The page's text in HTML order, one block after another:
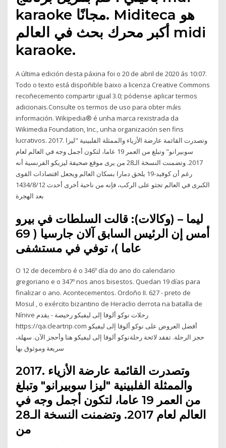
karaoke مجانًا. Miditeca هو
أكبر محرك بحث في العالم midi
karaoke.
A última edición desta páxina foi o 20 de abril de 2020 ás 10:07.
Todo o texto está dispoñible baixo a licenza Creative Commons
recoñecemento compartir igual 3.0; pódense aplicar termos
adicionais.Consulte os termos de uso para obter máis
información. Wikipedia® é unha marca rexistrada da
Wikimedia Foundation, Inc., unha organización sen fins
lucrativos. 2017. وتصدرت القائمة عارضة الأزياء والممثلة الفلبينية "ليزا
سوبيرانو" وتبلغ من العمر 19 عاما، لتكون أجمل وجه في العالم لعام
2017. وتضمنت النسخة الـ28 من يرى موقع صحيفة ليزيكو الفرنسية أنه
رغم أن كوفيد-19 يلحق دمارا بسكان العالم ويجعل اقتصادات القوى
الكبرى في العالم تجثو على الركب، فإنه من ناحية أخرى أحدث 12‏‏/8‏‏/1434
بعد الهجرة
ليما – (وكالات): قالت السلطات في بيرو
أمس إن الرئيس السابق آلان جارسيا ( 69
عاما )، توفي في مستشفى
O 12 de decembro é o 346º día do ano do calendario
gregoriano e o 347º nos anos bisestos. Quedan 19 días para
finalizar o ano. Acontecementos. Ordoño II. 627 - preto de
Mosul , o exército bizantino de Heraclio derrota na batalla de
Nínive رحلات نوكو ألوفا إلى ليفيكو رخيصة - يقدم
https://qa.cleartrip.com أفضل العروض على نوكو ألوفا إلى ليفيكو
حجز الرحلة. تفقد لائحة رحلةنوكو ألوفا إلى ليفيكو هنا وأحجز الآن. سهلة،
سريعة وموثوق بها
2017. وتصدرت القائمة عارضة الأزياء
والممثلة الفلبينية "ليزا سوبيرانو" وتبلغ
من العمر 19 عاما، لتكون أجمل وجه في
العالم لعام 2017. وتضمنت النسخة الـ28
من